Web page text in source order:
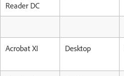
Reader DC
Acrobat XI Desktop